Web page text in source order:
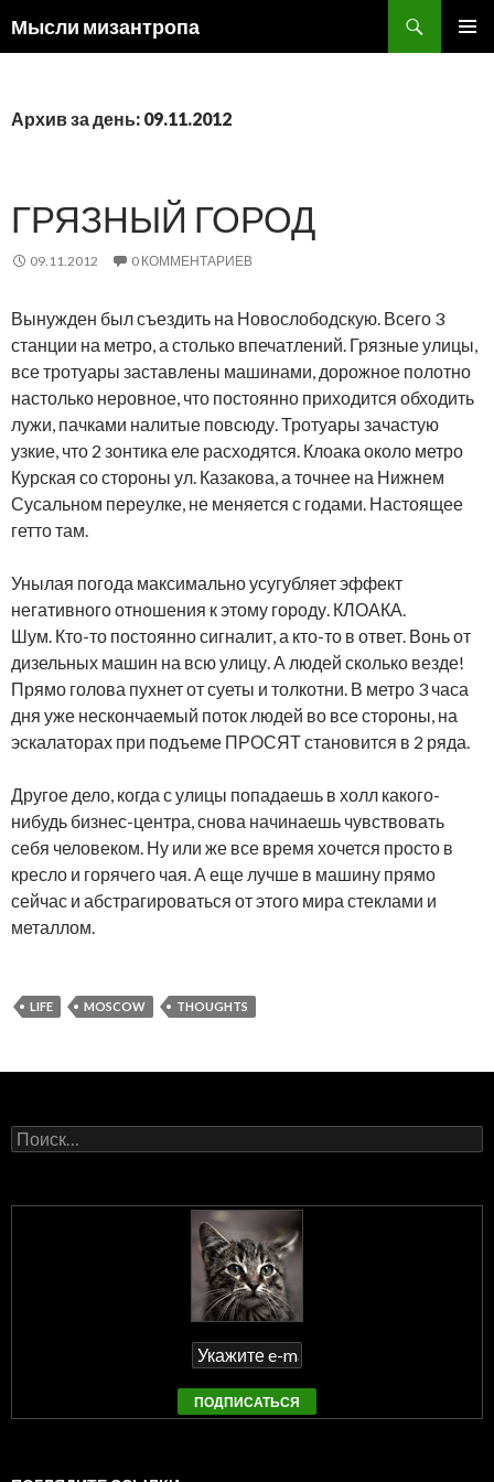
Мысли мизантропа
Архив за день: 09.11.2012
ГРЯЗНЫЙ ГОРОД
09.11.2012 0 КОММЕНТАРИЕВ
Вынужден был съездить на Новослободскую. Всего 3
станции на метро, а столько впечатлений. Грязные улицы,
все тротуары заставлены машинами, дорожное полотно
настолько неровное, что постоянно приходится обходить
лужи, пачками налитые повсюду. Тротуары зачастую
узкие, что 2 зонтика еле расходятся. Клоака около метро
Курская со стороны ул. Казакова, а точнее на Нижнем
Сусальном переулке, не меняется с годами. Настоящее
гетто там.
Унылая погода максимально усугубляет эффект
негативного отношения к этому городу. КЛОАКА.
Шум. Кто-то постоянно сигналит, а кто-то в ответ. Вонь от
дизельных машин на всю улицу. А людей сколько везде!
Прямо голова пухнет от суеты и толкотни. В метро 3 часа
дня уже нескончаемый поток людей во все стороны, на
эскалаторах при подъеме ПРОСЯТ становится в 2 ряда.
Другое дело, когда с улицы попадаешь в холл какого-
нибудь бизнес-центра, снова начинаешь чувствовать
себя человеком. Ну или же все время хочется просто в
кресло и горячего чая. А еще лучше в машину прямо
сейчас и абстрагироваться от этого мира стеклами и
металлом.
LIFE MOSCOW THOUGHTS
Найти: